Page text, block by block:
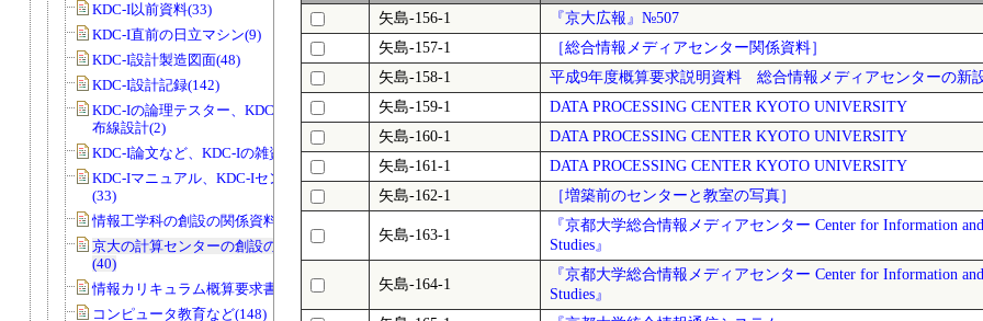
KDC-I以前資料(33)
KDC-I直前の日立マシン(9)
KDC-I設計製造図面(48)
KDC-I設計記録(142)
KDC-Iの論理テスター、KDC-IのCADの
布線設計(2)
KDC-I論文など、KDC-Iの雑資料(23)
KDC-Iマニュアル、KDC-Iセンター資料
(33)
情報工学科の創設の関係資料(2)
京大の計算センターの創設の関係資料
(40)
情報カリキュラム概算要求書類(47)
コンピュータ教育など(148)
矢島-156-1
『京大広報』№507
矢島-157-1
［総合情報メディアセンター関係資料］
矢島-158-1
平成9年度概算要求説明資料 総合情報メディアセンターの
矢島-159-1
DATA PROCESSING CENTER KYOTO UNIVERSITY
矢島-160-1
DATA PROCESSING CENTER KYOTO UNIVERSITY
矢島-161-1
DATA PROCESSING CENTER KYOTO UNIVERSITY
矢島-162-1
［増築前のセンターと教室の写真］
矢島-163-1
『京都大学総合情報メディアセンター Center for Information
Studies』
矢島-164-1
『京都大学総合情報メディアセンター Center for Information
Studies』